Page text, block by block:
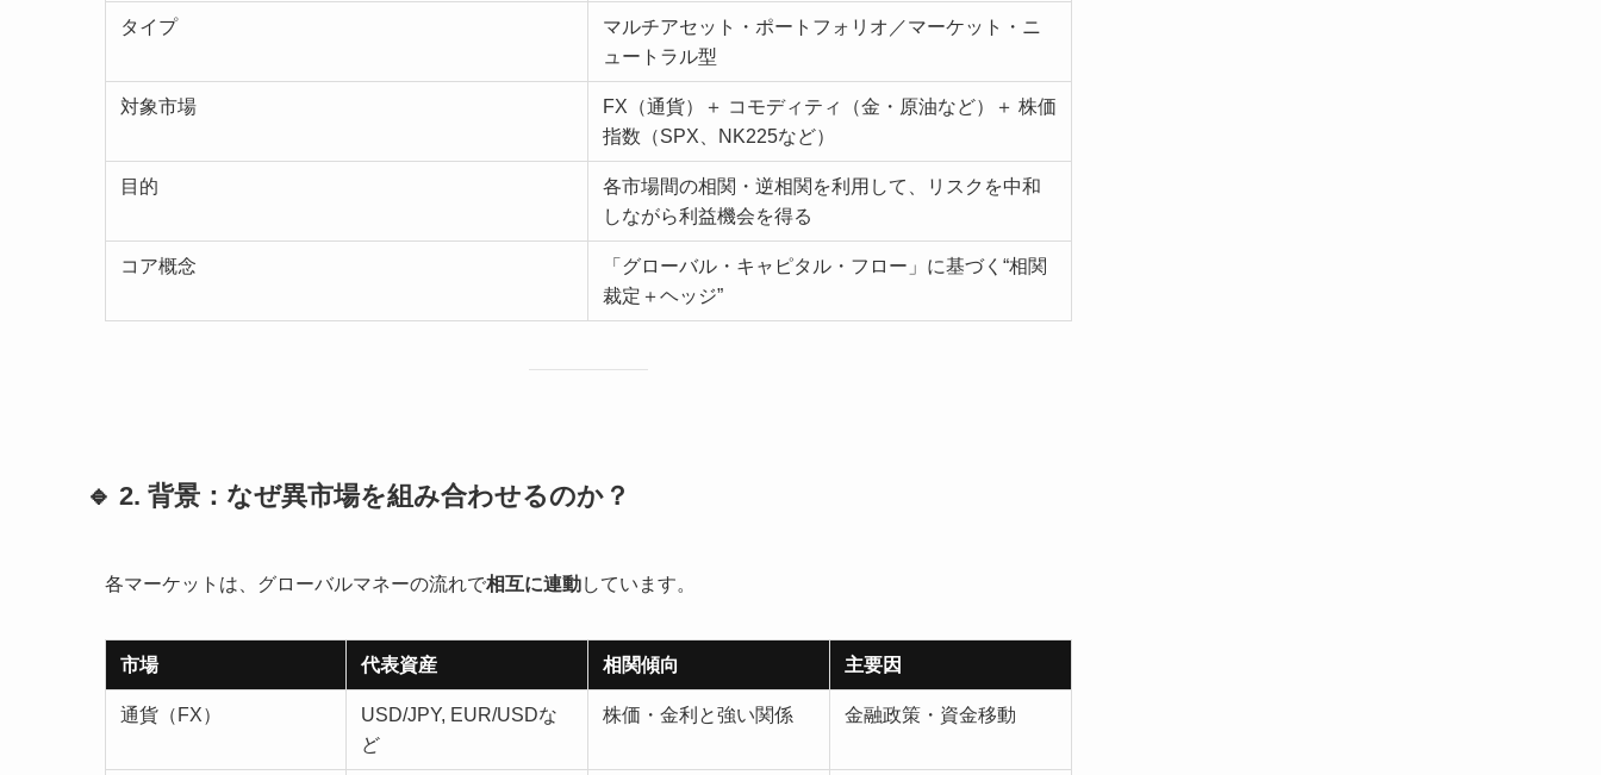
タイプ
マルチアセット・ポートフォリオ／マーケット・ニ
ュートラル型
対象市場
FX（通貨）＋ コモディティ（金・原油など）＋ 株価
指数（SPX、NK225など）
目的
各市場間の相関・逆相関を利用して、リスクを中和
しながら利益機会を得る
コア概念
「グローバル・キャピタル・フロー」に基づく“相関
裁定＋ヘッジ”
🔹 2. 背景：なぜ異市場を組み合わせるのか？
各マーケットは、グローバルマネーの流れで相互に連動しています。
市場 代表資産 相関傾向 主要因
通貨（FX）
USD/JPY, EUR/USDな
ど
株価・金利と強い関係 金融政策・資金移動